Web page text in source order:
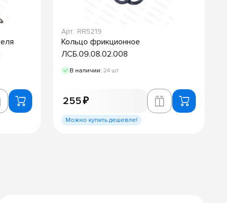
Арт.: RR5219
Кольцо фрикционное
ЛСБ.09.08.02.008
В наличии: 24 шт
255 ₽
Можно купить дешевле!